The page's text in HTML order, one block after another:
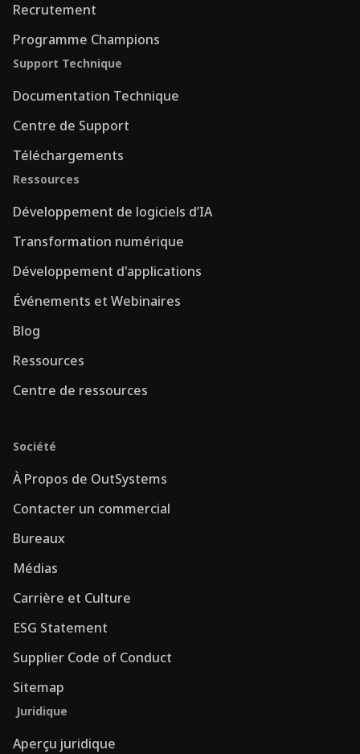
Recrutement
Programme Champions
Support Technique
Documentation Technique
Centre de Support
Téléchargements
Ressources
Développement de logiciels d’IA
Transformation numérique
Développement d'applications
Événements et Webinaires
Blog
Ressources
Centre de ressources
Société
À Propos de OutSystems
Contacter un commercial
Bureaux
Médias
Carrière et Culture
ESG Statement
Supplier Code of Conduct
Sitemap
Juridique
Aperçu juridique